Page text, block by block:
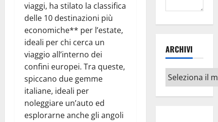
viaggi, ha stilato la classifica
delle 10 destinazioni più
economiche** per l’estate,
ideali per chi cerca un
viaggio all’interno dei
confini europei. Tra queste,
spiccano due gemme
italiane, ideali per
noleggiare un’auto ed
esplorarne anche gli angoli
ARCHIVI
Archivi